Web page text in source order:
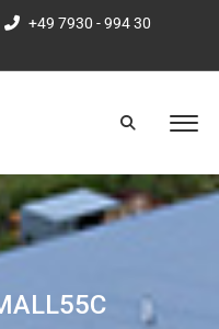
+49 7930 - 994 30